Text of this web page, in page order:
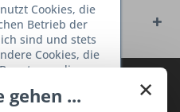
und verpassen
×
gehen ...
Cookies, die
Betrieb der
sind und stets
Cookies, die
dieser
Interaktion mit